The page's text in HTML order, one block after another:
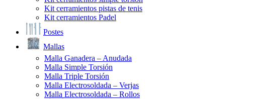
Kit cerramientos pistas de tenis
Kit cerramientos Padel
Postes
Mallas
Malla Ganadera – Anudada
Malla Simple Torsión
Malla Triple Torsión
Malla Electrosoldada – Verjas
Malla Electrosoldada – Rollos